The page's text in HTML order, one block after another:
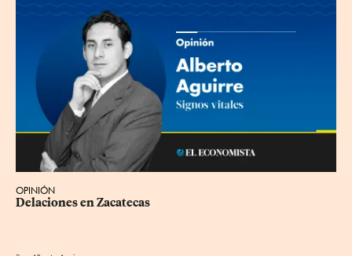
OPINIÓN
Delaciones en Zacatecas